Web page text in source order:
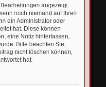
angezeigt.
noch niemand auf Ihren
ein Administrator oder
hat. Diese können
eine Notiz hinterlassen,
Bitte beachten Sie,
nicht löschen können,
hat.